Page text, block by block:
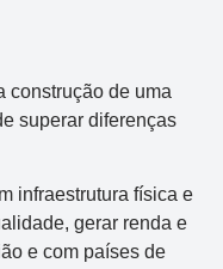
construção de uma
superar diferenças
infraestrutura física e
gerar renda e
e com países de